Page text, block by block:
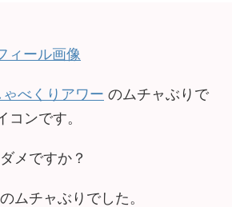
ィール画像
べくりアワー のムチャぶりで
コンです。
メですか？
ムチャぶりでした。